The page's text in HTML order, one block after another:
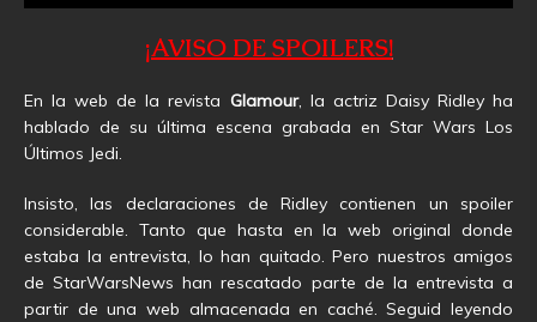
¡AVISO DE SPOILERS!
En la web de la revista Glamour, la actriz Daisy Ridley ha
hablado de su última escena grabada en Star Wars Los
Últimos Jedi.
Insisto, las declaraciones de Ridley contienen un spoiler
considerable. Tanto que hasta en la web original donde
estaba la entrevista, lo han quitado. Pero nuestros amigos
de StarWarsNews han rescatado parte de la entrevista a
partir de una web almacenada en caché. Seguid leyendo